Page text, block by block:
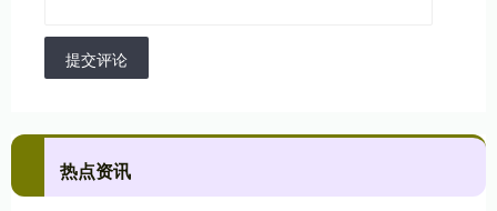
提交评论
热点资讯